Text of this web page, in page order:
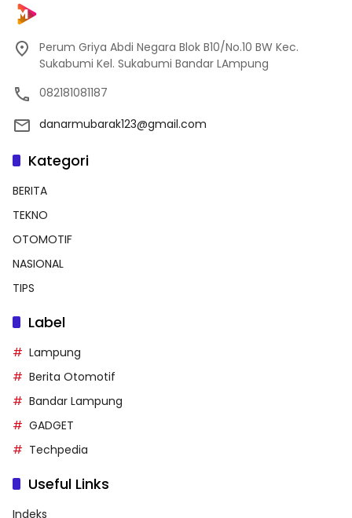
Perum Griya Abdi Negara Blok B10/No.10 BW Kec.
Sukabumi Kel. Sukabumi Bandar LAmpung
082181081187
danarmubarak123@gmail.com
Kategori
BERITA
TEKNO
OTOMOTIF
NASIONAL
TIPS
Label
Lampung
Berita Otomotif
Bandar Lampung
GADGET
Techpedia
Useful Links
Indeks